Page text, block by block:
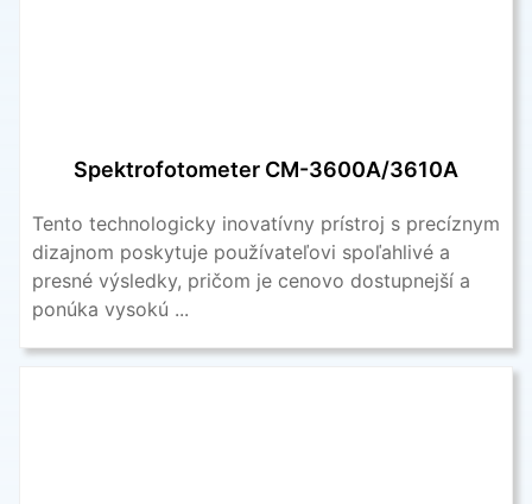
Spektrofotometer CM-3600A/3610A
Tento technologicky inovatívny prístroj s precíznym
dizajnom poskytuje používateľovi spoľahlivé a
presné výsledky, pričom je cenovo dostupnejší a
ponúka vysokú ...